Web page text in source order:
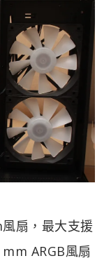
扇，最大支援
ARGB風扇